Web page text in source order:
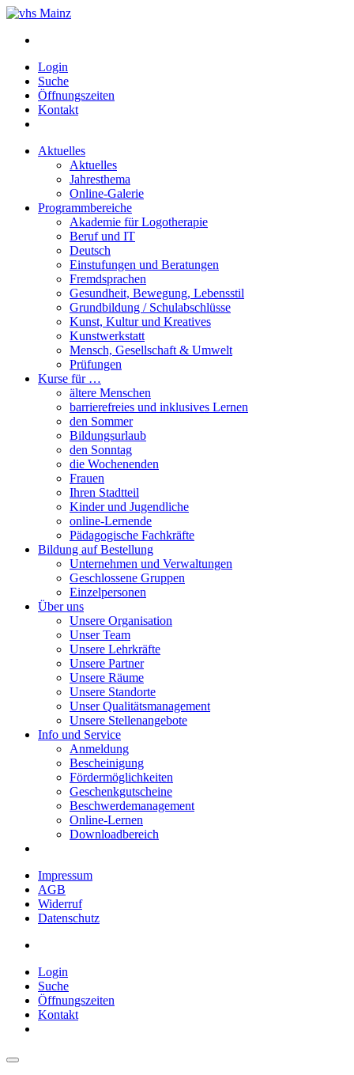
Login
Suche
Öffnungszeiten
Kontakt
Aktuelles
Aktuelles
Jahresthema
Online-Galerie
Programmbereiche
Akademie für Logotherapie
Beruf und IT
Deutsch
Einstufungen und Beratungen
Fremdsprachen
Gesundheit, Bewegung, Lebensstil
Grundbildung / Schulabschlüsse
Kunst, Kultur und Kreatives
Kunstwerkstatt
Mensch, Gesellschaft & Umwelt
Prüfungen
Kurse für …
ältere Menschen
barrierefreies und inklusives Lernen
den Sommer
Bildungsurlaub
den Sonntag
die Wochenenden
Frauen
Ihren Stadtteil
Kinder und Jugendliche
online-Lernende
Pädagogische Fachkräfte
Bildung auf Bestellung
Unternehmen und Verwaltungen
Geschlossene Gruppen
Einzelpersonen
Über uns
Unsere Organisation
Unser Team
Unsere Lehrkräfte
Unsere Partner
Unsere Räume
Unsere Standorte
Unser Qualitätsmanagement
Unsere Stellenangebote
Info und Service
Anmeldung
Bescheinigung
Fördermöglichkeiten
Geschenkgutscheine
Beschwerdemanagement
Online-Lernen
Downloadbereich
Impressum
AGB
Widerruf
Datenschutz
Login
Suche
Öffnungszeiten
Kontakt